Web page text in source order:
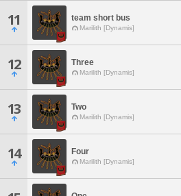
11 team short bus
Marilith [Dynamis]
12 Three
Marilith [Dynamis]
13 Two
Marilith [Dynamis]
14 Four
Marilith [Dynamis]